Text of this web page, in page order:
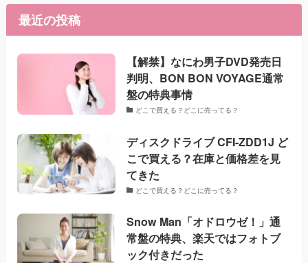
最近の投稿
【解禁】なにわ男子DVD発売日
判明、BON BON VOYAGE通常
盤の特典事情
どこで買える？どこに売ってる？
ディスクドライブ CFI-ZDD1J ど
こで買える？在庫と価格差を見
てきた
どこで買える？どこに売ってる？
Snow Man「オドロウゼ！」通
常盤の特典、楽天ではフォトブ
ック付きだった